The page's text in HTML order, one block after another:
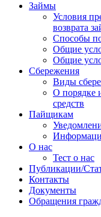
Займы
Условия
возврата
Способы
Общие
Общие
Сбережения
Виды
О порядке
средств
Пайщикам
О нас
Тест о нас
Публикации/
Контакты
Документы
Обращения